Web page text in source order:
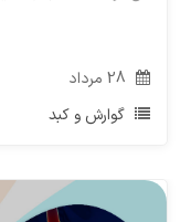
مرداد
گوارش و کبد